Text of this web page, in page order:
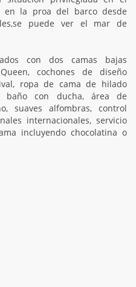
en la proa del barco desde
puede ver el mar de
con dos camas bajas
cochones de diseño
ropa de cama de hilado
baño con ducha, área de
suaves alfombras, control
internacionales, servicio
incluyendo chocolatina o